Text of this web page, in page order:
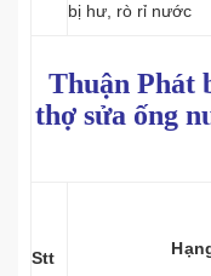
bị hư, rò rỉ nước
Thuận Phát
thợ sửa ống
Stt